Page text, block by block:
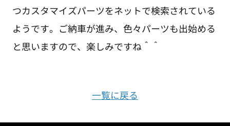
つカスタマイズパーツをネットで検索されている
ようです。ご納車が進み、色々パーツも出始める
と思いますので、楽しみですね＾＾
一覧に戻る